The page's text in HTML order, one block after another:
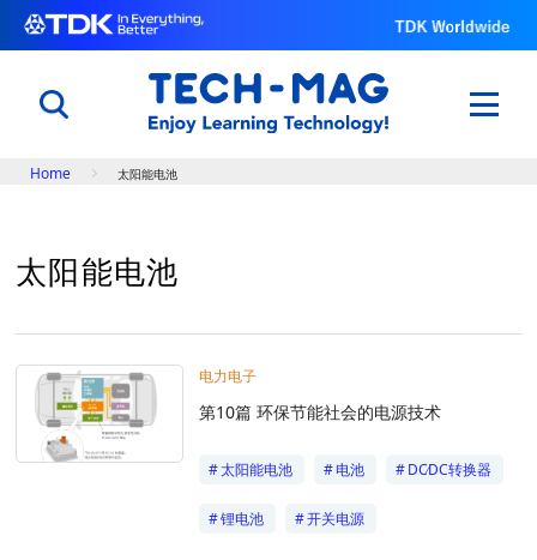
用科学改变体育与自然
世界田径锦标赛@TDK
了解TDK的技术
Breadcrumb
Home 太阳能电池
太阳能电池
电力电子
第10篇 环保节能社会的电源技术
太阳能电池 电池 DC∕DC转换器
锂电池 开关电源